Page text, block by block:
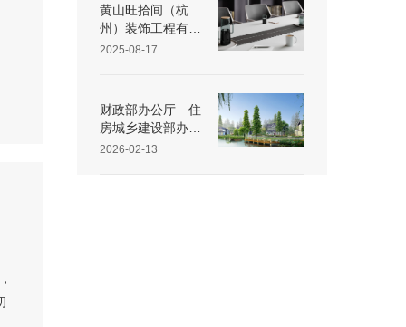
黄山旺拾间（杭
州）装饰工程有限
公司25 年第三季
2025-08-17
财政部办公厅 住
房城乡建设部办公
厅 关于开展传统
2026-02-13